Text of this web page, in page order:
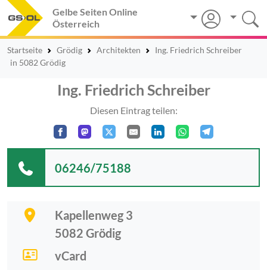
Gelbe Seiten Online
Österreich
Startseite Grödig Architekten
Ing. Friedrich Schreiber
in 5082 Grödig
Ing. Friedrich Schreiber
Diesen Eintrag teilen:
Kapellenweg 3
5082 Grödig
vCard
06246/75188